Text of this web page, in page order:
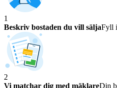
1
Beskriv bostaden du vill säljaFyll
2
Vi matchar dig med mäklareDin